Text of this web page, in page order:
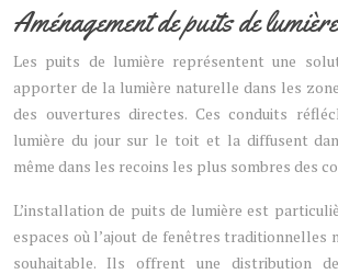
Aménagement de puits de lumière
Les puits de lumière représentent une
apporter de la lumière naturelle dans les
des ouvertures directes. Ces conduits
lumière du jour sur le toit et la diffusent
même dans les recoins les plus sombres des
L’installation de puits de lumière est
espaces où l’ajout de fenêtres traditionnelles
souhaitable. Ils offrent une distribution